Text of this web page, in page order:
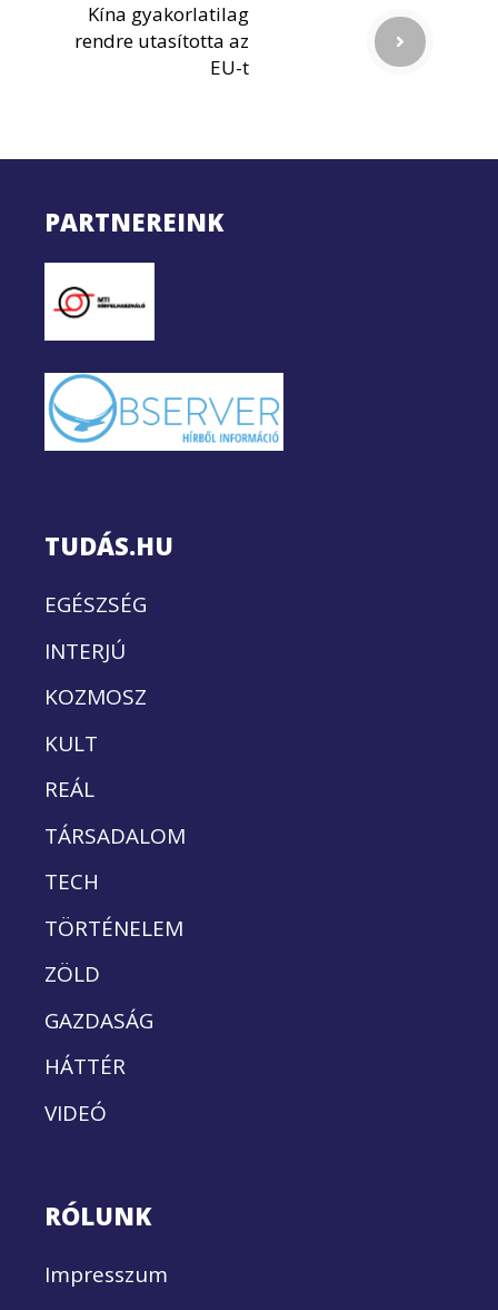
Kína gyakorlatilag
rendre utasította az
EU-t
PARTNEREINK
TUDÁS.HU
EGÉSZSÉG
INTERJÚ
KOZMOSZ
KULT
REÁL
TÁRSADALOM
TECH
TÖRTÉNELEM
ZÖLD
GAZDASÁG
HÁTTÉR
VIDEÓ
RÓLUNK
Impresszum